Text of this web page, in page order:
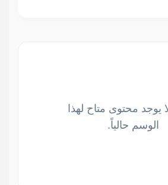
يوجد محتوى متاح لهذا
الوسم حالياً.